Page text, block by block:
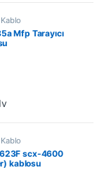
Mfp Tarayıcı
scx-4600
kablosu